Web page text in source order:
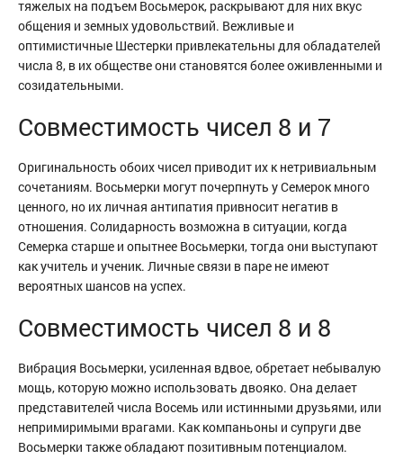
тяжелых на подъем Восьмерок, раскрывают для них вкус
общения и земных удовольствий. Вежливые и
оптимистичные Шестерки привлекательны для обладателей
числа 8, в их обществе они становятся более оживленными и
созидательными.
Совместимость чисел 8 и 7
Оригинальность обоих чисел приводит их к нетривиальным
сочетаниям. Восьмерки могут почерпнуть у Семерок много
ценного, но их личная антипатия привносит негатив в
отношения. Солидарность возможна в ситуации, когда
Семерка старше и опытнее Восьмерки, тогда они выступают
как учитель и ученик. Личные связи в паре не имеют
вероятных шансов на успех.
Совместимость чисел 8 и 8
Вибрация Восьмерки, усиленная вдвое, обретает небывалую
мощь, которую можно использовать двояко. Она делает
представителей числа Восемь или истинными друзьями, или
непримиримыми врагами. Как компаньоны и супруги две
Восьмерки также обладают позитивным потенциалом.